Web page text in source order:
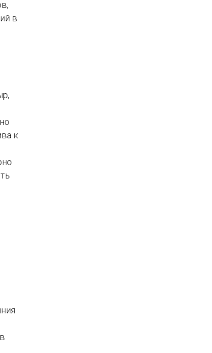
в
к